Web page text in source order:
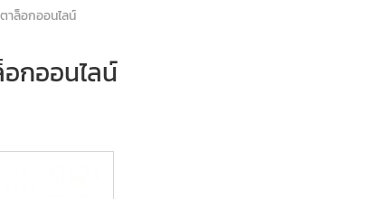
าล็อกออนไลน์
กออนไลน์